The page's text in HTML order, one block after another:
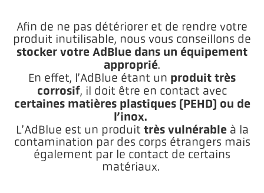
Afin de ne pas détériorer et de rendre votre
produit inutilisable, nous vous conseillons de
stocker votre AdBlue dans un équipement
approprié.
En effet, l’AdBlue étant un produit très
corrosif, il doit être en contact avec
certaines matières plastiques (PEHD) ou de
l’inox.
L’AdBlue est un produit très vulnérableà la
contamination par des corps étrangers mais
également par le contact de certains
matériaux.